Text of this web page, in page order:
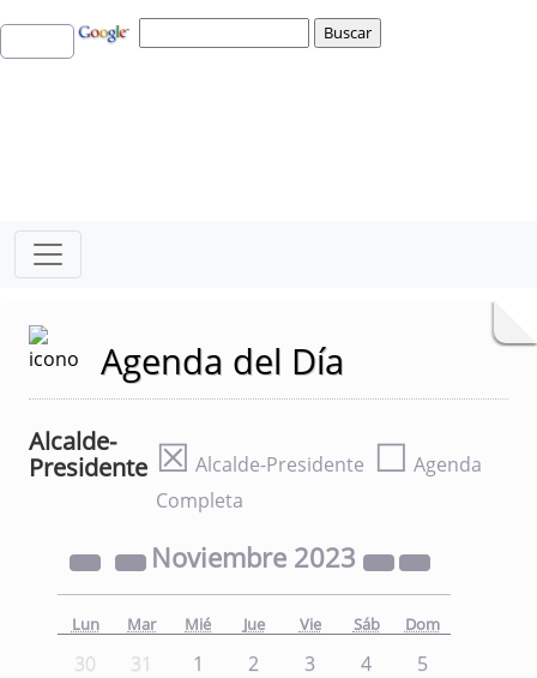
Agenda del Día
Alcalde-
Presidente ☒ Alcalde-Presidente ☐ Agenda
Completa
Noviembre 2023
Lun Mar Mié Jue Vie Sáb Dom
30 31 1 2 3 4
5